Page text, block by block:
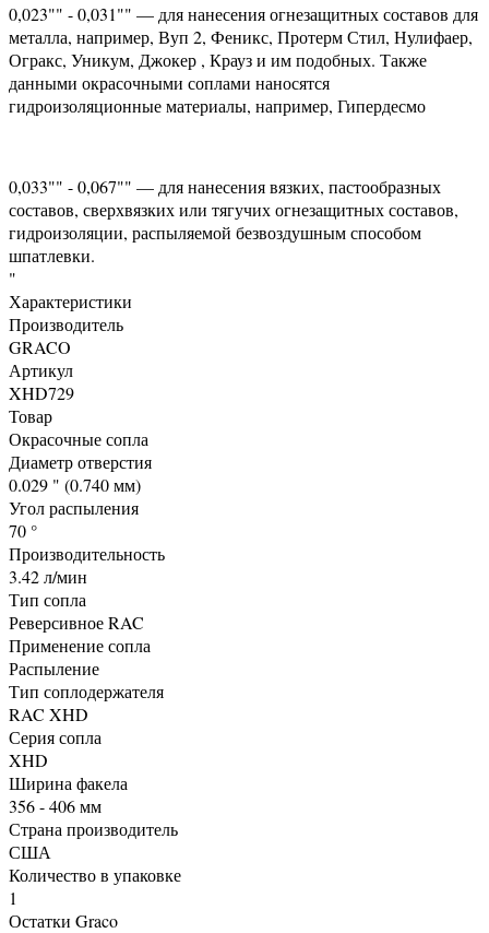
0,023"" - 0,031"" — для нанесения огнезащитных составов для
металла, например, Вуп 2, Феникс, Протерм Стил, Нулифаер,
Огракс, Уникум, Джокер , Крауз и им подобных. Также
данными окрасочными соплами наносятся
гидроизоляционные материалы, например, Гипердесмо
0,033"" - 0,067"" — для нанесения вязких, пастообразных
составов, сверхвязких или тягучих огнезащитных составов,
гидроизоляции, распыляемой безвоздушным способом
шпатлевки.
"
Характеристики
Производитель
GRACO
Артикул
XHD729
Товар
Окрасочные сопла
Диаметр отверстия
0.029 " (0.740 мм)
Угол распыления
70 °
Производительность
3.42 л/мин
Тип сопла
Реверсивное RAC
Применение сопла
Распыление
Тип соплодержателя
RAC XHD
Серия сопла
XHD
Ширина факела
356 - 406 мм
Страна производитель
США
Количество в упаковке
1
Остатки Graco